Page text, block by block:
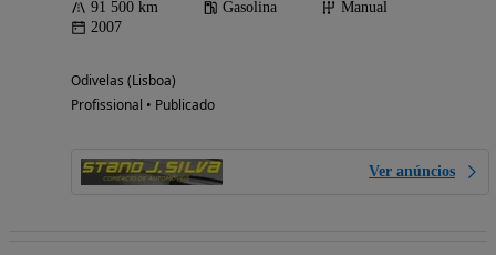
91 500 km Gasolina
Manual
2007
Odivelas (Lisboa)
Profissional • Publicado
Ver anúncios